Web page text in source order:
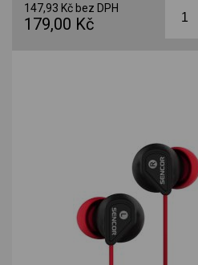
147,93 Kč bez DPH
179,00 Kč